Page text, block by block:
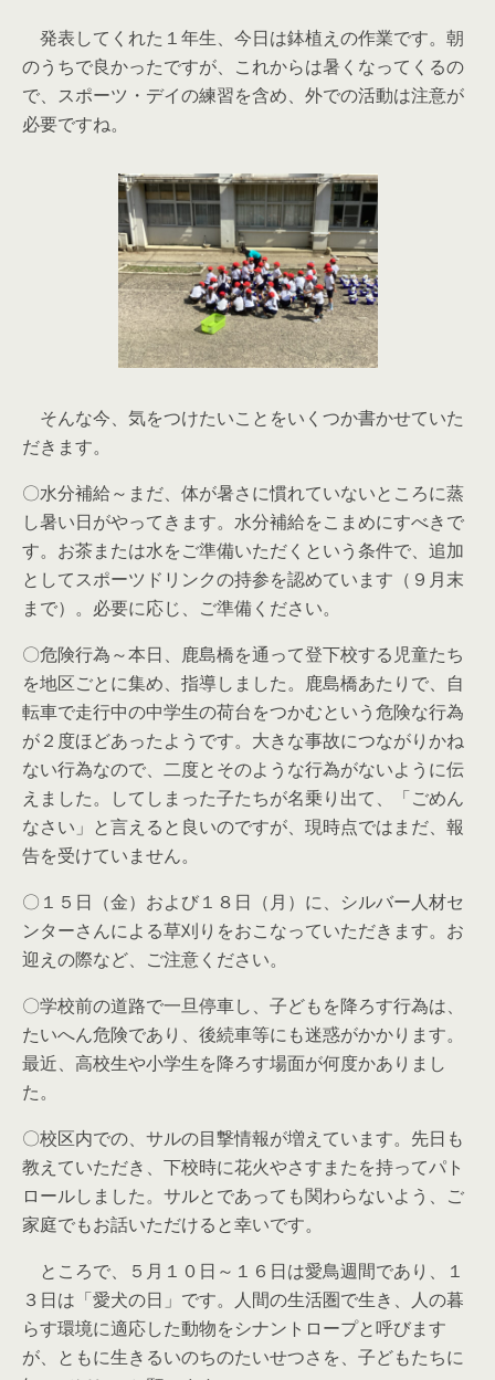
発表してくれた１年生、今日は鉢植えの作業です。朝
のうちで良かったですが、これからは暑くなってくるの
で、スポーツ・デイの練習を含め、外での活動は注意が
必要ですね。
そんな今、気をつけたいことをいくつか書かせていた
だきます。
〇水分補給～まだ、体が暑さに慣れていないところに蒸
し暑い日がやってきます。水分補給をこまめにすべきで
す。お茶または水をご準備いただくという条件で、追加
としてスポーツドリンクの持参を認めています（９月末
まで）。必要に応じ、ご準備ください。
〇危険行為～本日、鹿島橋を通って登下校する児童たち
を地区ごとに集め、指導しました。鹿島橋あたりで、自
転車で走行中の中学生の荷台をつかむという危険な行為
が２度ほどあったようです。大きな事故につながりかね
ない行為なので、二度とそのような行為がないように伝
えました。してしまった子たちが名乗り出て、「ごめん
なさい」と言えると良いのですが、現時点ではまだ、報
告を受けていません。
〇１５日（金）および１８日（月）に、シルバー人材セ
ンターさんによる草刈りをおこなっていただきます。お
迎えの際など、ご注意ください。
〇学校前の道路で一旦停車し、子どもを降ろす行為は、
たいへん危険であり、後続車等にも迷惑がかかります。
最近、高校生や小学生を降ろす場面が何度かありまし
た。
〇校区内での、サルの目撃情報が増えています。先日も
教えていただき、下校時に花火やさすまたを持ってパト
ロールしました。サルとであっても関わらないよう、ご
家庭でもお話いただけると幸いです。
ところで、５月１０日～１６日は愛鳥週間であり、１
３日は「愛犬の日」です。人間の生活圏で生き、人の暮
らす環境に適応した動物をシナントロープと呼びます
が、ともに生きるいのちのたいせつさを、子どもたちに